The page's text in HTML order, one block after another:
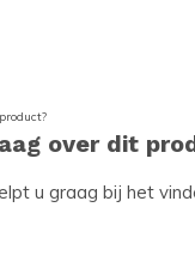
over dit
u graag bij het